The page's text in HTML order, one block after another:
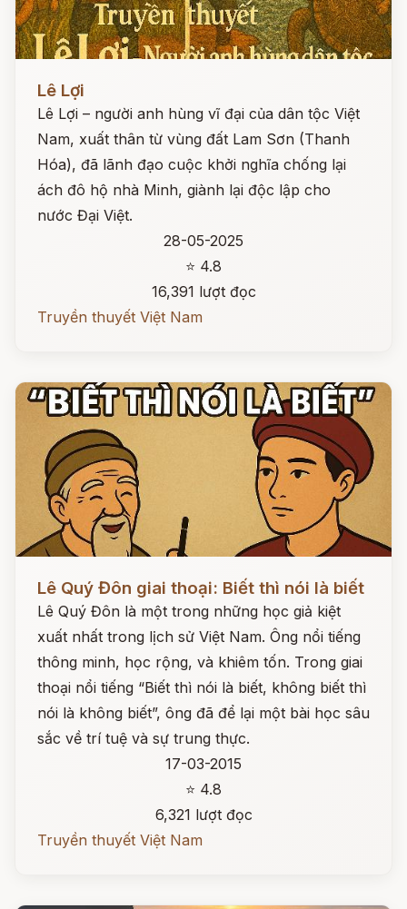
Lê Lợi
Lê Lợi – người anh hùng vĩ đại của dân tộc Việt
Nam, xuất thân từ vùng đất Lam Sơn (Thanh
Hóa), đã lãnh đạo cuộc khởi nghĩa chống lại
ách đô hộ nhà Minh, giành lại độc lập cho
nước Đại Việt.
28-05-2025
⭐ 4.8
16,391 lượt đọc
Truyền thuyết Việt Nam
Lê Quý Đôn giai thoại: Biết thì nói là biết
Lê Quý Đôn là một trong những học giả kiệt
xuất nhất trong lịch sử Việt Nam. Ông nổi tiếng
thông minh, học rộng, và khiêm tốn. Trong giai
thoại nổi tiếng “Biết thì nói là biết, không biết thì
nói là không biết”, ông đã để lại một bài học sâu
sắc về trí tuệ và sự trung thực.
17-03-2015
⭐ 4.8
6,321 lượt đọc
Truyền thuyết Việt Nam